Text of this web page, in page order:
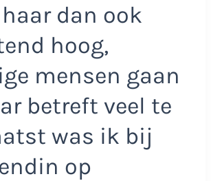
dan ook
hoog,
mensen gaan
betreft veel te
was ik bij
op